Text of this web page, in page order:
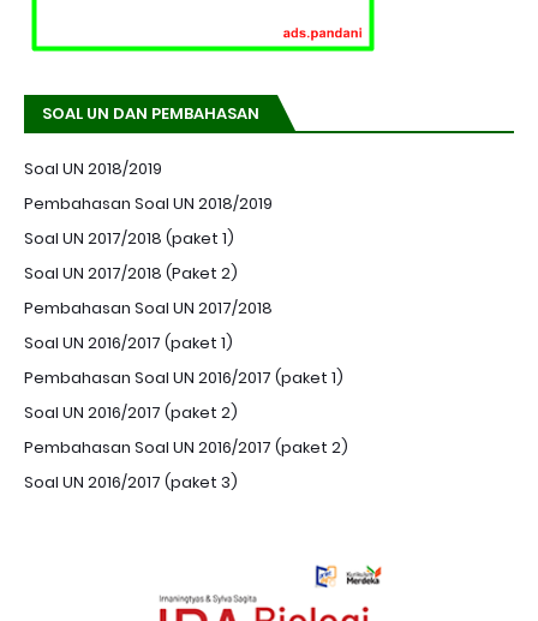
SOAL UN DAN PEMBAHASAN
Soal UN 2018/2019
Pembahasan Soal UN 2018/2019
Soal UN 2017/2018 (paket 1)
Soal UN 2017/2018 (Paket 2)
Pembahasan Soal UN 2017/2018
Soal UN 2016/2017 (paket 1)
Pembahasan Soal UN 2016/2017 (paket 1)
Soal UN 2016/2017 (paket 2)
Pembahasan Soal UN 2016/2017 (paket 2)
Soal UN 2016/2017 (paket 3)